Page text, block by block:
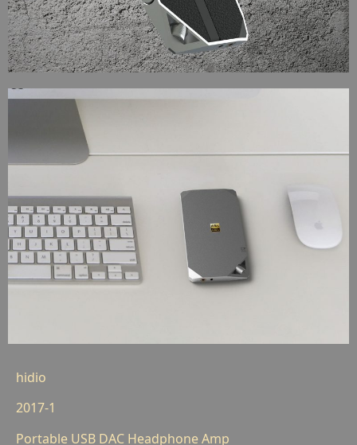
hidio
2017-1
Portable USB DAC Headphone Amp